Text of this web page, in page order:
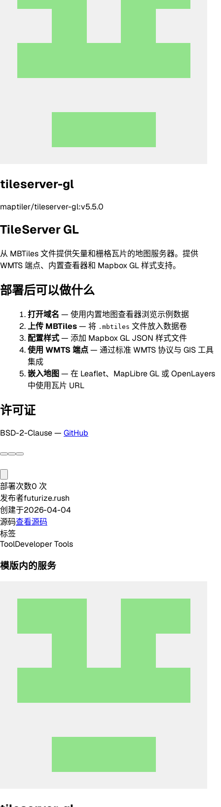
tileserver-gl
maptiler/tileserver-gl:v5.5.0
TileServer GL
从 MBTiles 文件提供矢量和栅格瓦片的地图服务器。提供
WMTS 端点、内置查看器和 Mapbox GL 样式支持。
部署后可以做什么
打开域名 — 使用内置地图查看器浏览示例数据
上传 MBTiles— 将 .mbtiles 文件放入数据卷
配置样式— 添加 Mapbox GL JSON 样式文件
使用 WMTS 端点— 通过标准 WMTS 协议与 GIS 工具
集成
嵌入地图— 在 Leaflet、MapLibre GL 或 OpenLayers
中使用瓦片 URL
许可证
BSD-2-Clause — GitHub
部署次数0 次
发布者futurize.rush
创建于2026-04-04
源码查看源码
标签
ToolDeveloper Tools
模版内的服务